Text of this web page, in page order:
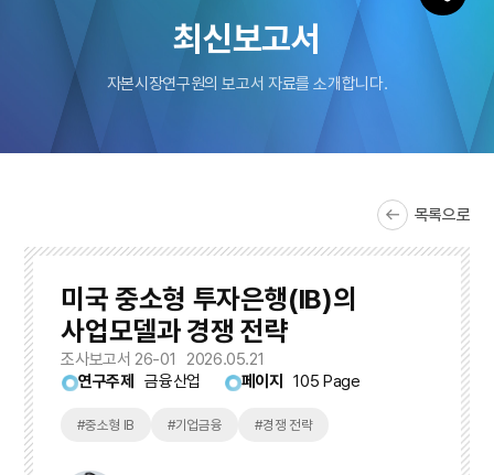
최신보고서
자본시장연구원의 보고서 자료를 소개합니다.
목록으로
미국 중소형 투자은행(IB)의
사업모델과 경쟁 전략
조사보고서 26-01
2026.05.21
연구주제
금융산업 페이지 105 Page
#중소형 IB #기업금융 #경쟁 전략